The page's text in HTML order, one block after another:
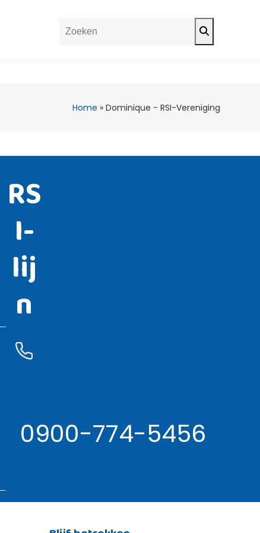
Search
Home » Dominique - RSI-Vereniging
RS
I-
lij
n
0900-774-5456